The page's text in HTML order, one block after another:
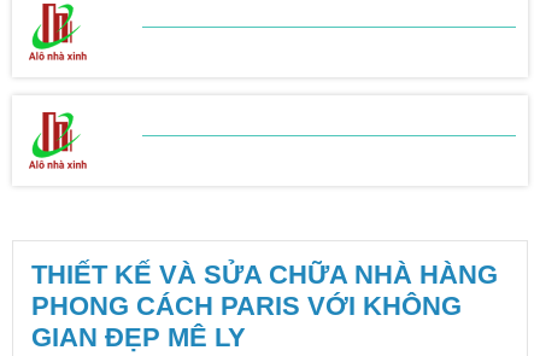
THIẾT KẾ VÀ SỬA CHỮA NHÀ HÀNG
PHONG CÁCH PARIS VỚI KHÔNG
GIAN ĐẸP MÊ LY